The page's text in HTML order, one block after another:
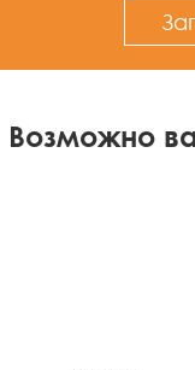
Возможно